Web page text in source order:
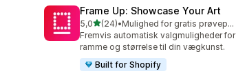
Frame Up: Showcase Your Art
5,0ud af 5 stjerner
(24)
24 anmeldelser i alt
•
Mulighed for gratis prøveperiode
Fremvis automatisk valgmuligheder for
ramme og størrelse til din vægkunst.
Built for Shopify